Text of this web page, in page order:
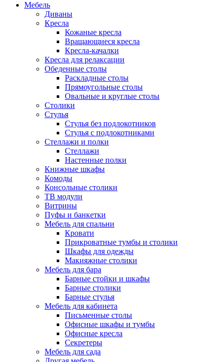
Мебель
Диваны
Кресла
Кожаные кресла
Вращающиеся кресла
Кресла-качалки
Кресла для релаксации
Обеденные столы
Раскладные столы
Прямоугольные столы
Овальные и круглые столы
Столики
Стулья
Стулья без подлокотников
Стулья с подлокотниками
Стеллажи и полки
Стеллажи
Настенные полки
Книжные шкафы
Комоды
Консольные столики
ТВ модули
Витрины
Пуфы и банкетки
Мебель для спальни
Кровати
Прикроватные тумбы и столики
Шкафы для одежды
Макияжные столики
Мебель для бара
Барные стойки и шкафы
Барные столики
Барные стулья
Мебель для кабинета
Письменные столы
Офисные шкафы и тумбы
Офисные кресла
Секретеры
Мебель для сада